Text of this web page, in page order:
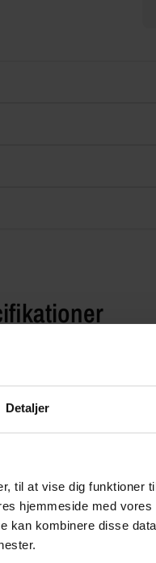
Detaljer
til at vise dig funktioner
hjemmeside med
kan kombinere disse
kr